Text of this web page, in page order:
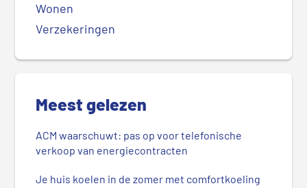
Wonen
Verzekeringen
Meest gelezen
ACM waarschuwt: pas op voor telefonische
verkoop van energiecontracten
Je huis koelen in de zomer met comfortkoeling